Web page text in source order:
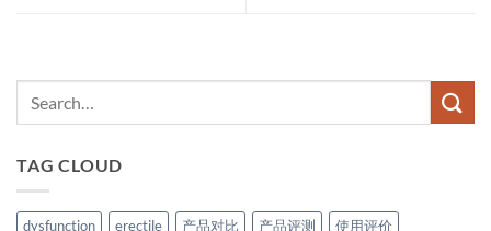
TAG CLOUD
dysfunction erectile 产品对比 产品评测
使用评价